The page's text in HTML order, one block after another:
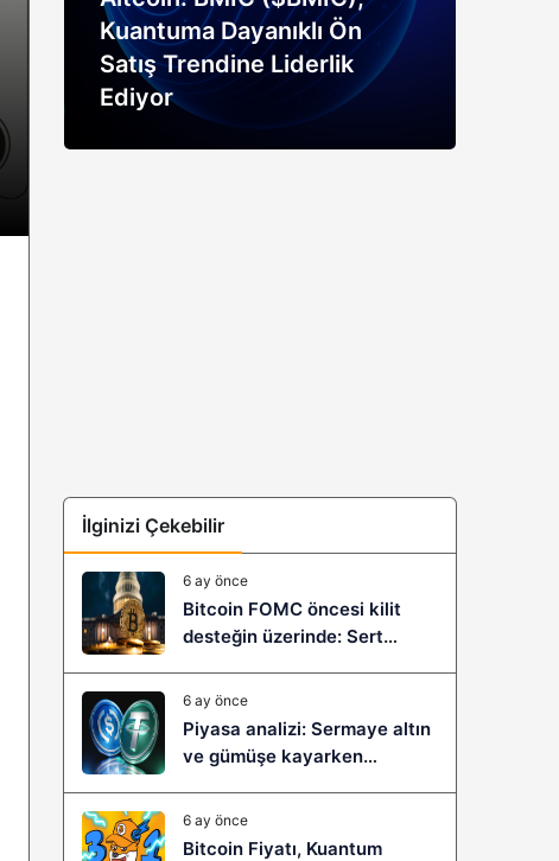
Kuantuma Dayanıklı Ön
Satış Trendine Liderlik
Ediyor
İlginizi Çekebilir
6 ay önce
Bitcoin FOMC öncesi kilit
desteğin üzerinde: Sert
geliyor?
6 ay önce
Piyasa analizi: Sermaye altın
ve gümüşe kayarken
6 ay önce
Bitcoin Fiyatı, Kuantum